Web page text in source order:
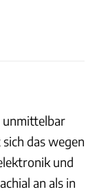
das wegen
und
an als in